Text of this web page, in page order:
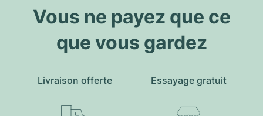
Vous ne payez que ce
que vous gardez
Livraison offerte Essayage gratuit